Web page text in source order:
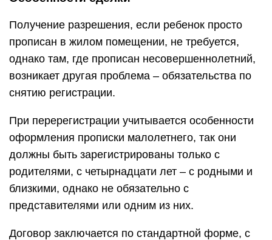
Получение разрешения, если ребенок просто
прописан в жилом помещении, не требуется,
однако там, где прописан несовершеннолетний,
возникает другая проблема – обязательства по
снятию регистрации.
При перерегистрации учитывается особенности
оформления прописки малолетнего, так они
должны быть зарегистрированы только с
родителями, с четырнадцати лет – с родными и
близкими, однако не обязательно с
представителями или одним из них.
Договор заключается по стандартной форме, с